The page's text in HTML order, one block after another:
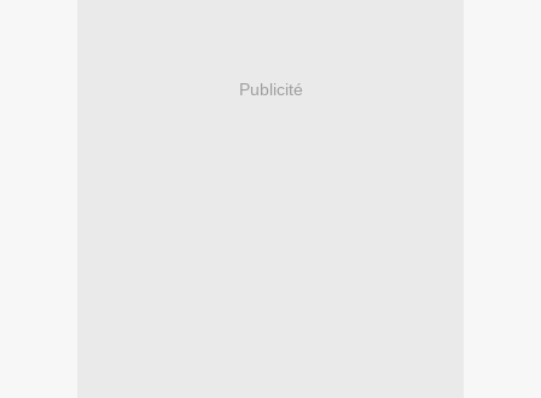
Publicité